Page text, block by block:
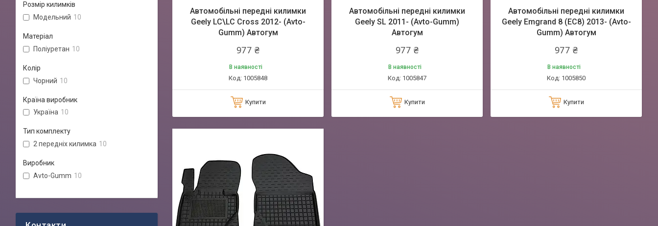
Автомобільні передні килимки
Geely LC\LC Cross 2012- (Avto-
Gumm) Автогум
977 ₴
В наявності
1005848
Купити
Автомобільні передні килимки
Geely SL 2011- (Avto-Gumm)
Автогум
977 ₴
В наявності
1005847
Купити
Автомобільні передні килимки
Geely Emgrand 8 (EC8) 2013- (Avto-
Gumm) Автогум
977 ₴
В наявності
1005850
Купити
Розмір килимків
Модельний 10
Матеріал
Поліуретан 10
Колір
Чорний 10
Країна виробник
Україна 10
Тип комплекту
2 передніх килимка 10
Виробник
Avto-Gumm 10